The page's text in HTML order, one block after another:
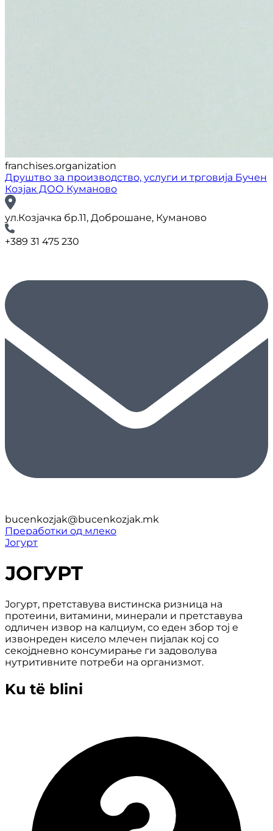
franchises.organization
Друштво за производство, услуги и трговија Бучен
Козјак ДОО Куманово
ул.Козјачка бр.11, Доброшане, Куманово
+389 31 475 230
bucenkozjak@bucenkozjak.mk
Преработки од млеко
Јогурт
ЈОГУРТ
Јогурт, претставува вистинска ризница на
протеини, витамини, минерали и претставува
одличен извор на калциум, со еден збор тој е
извонреден кисело млечен пијалaк кој со
секојдневно консумирање ги задоволува
нутритивните потреби на организмот.
Ku të blini